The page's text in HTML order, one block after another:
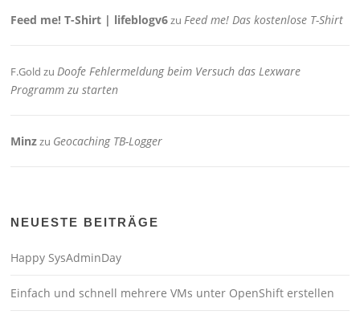
Feed me! T-Shirt | lifeblogv6zu Feed me! Das kostenlose T-Shirt
F.Gold zu Doofe Fehlermeldung beim Versuch das Lexware
Programm zu starten
Minzzu Geocaching TB-Logger
NEUESTE BEITRÄGE
Happy SysAdminDay
Einfach und schnell mehrere VMs unter OpenShift erstellen